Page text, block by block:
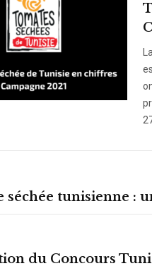
séchée tunisienne :
du Concours